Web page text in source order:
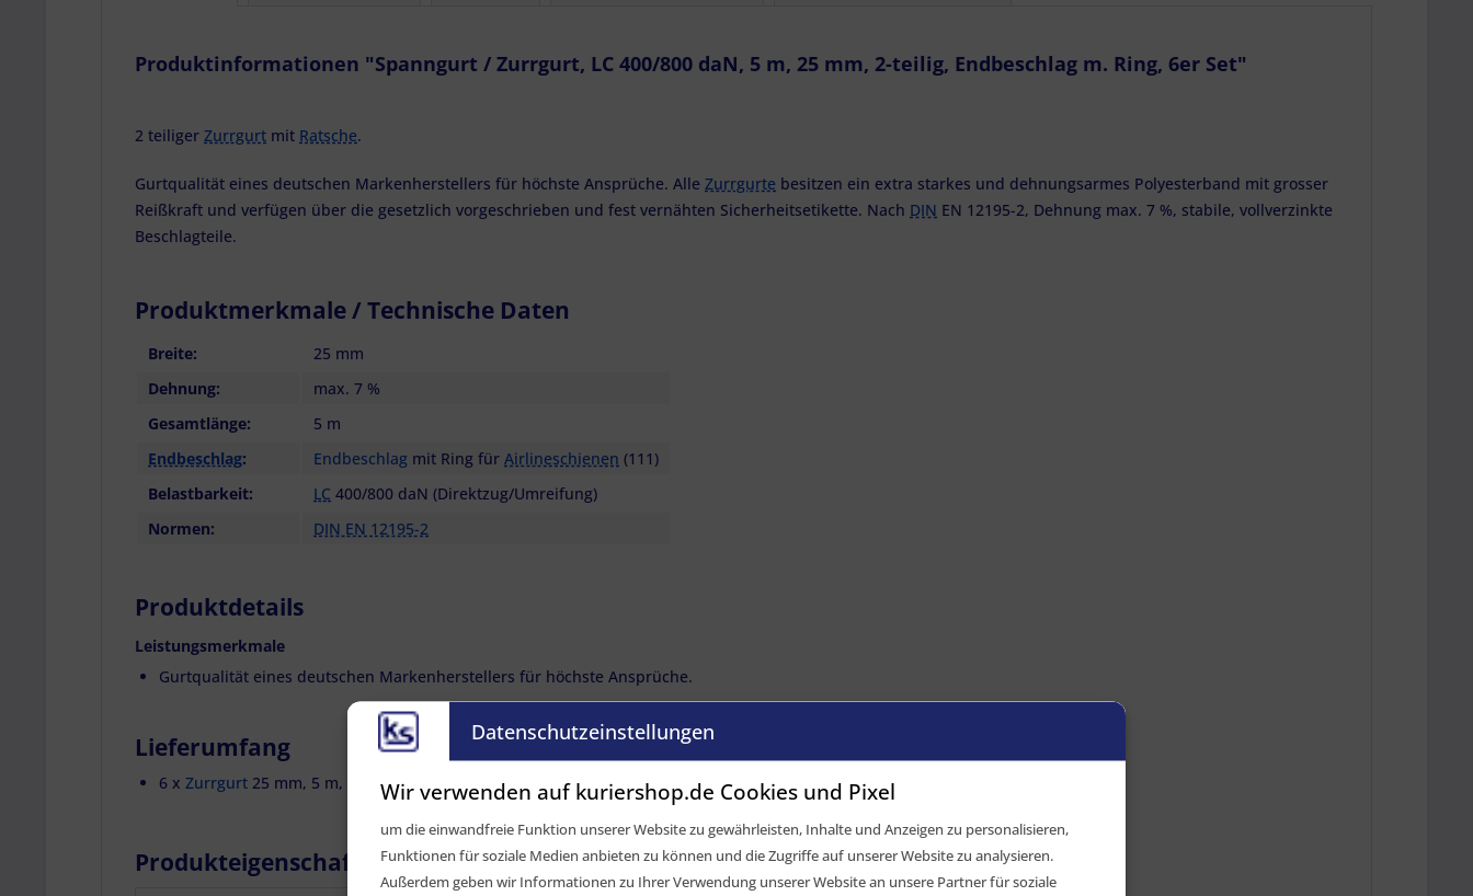
Produktinformationen "Spanngurt / Zurrgurt, LC 400/800 daN, 5 m, 25 mm, 2-teilig, Endbeschlag m. Ring, 6er Set"
2 teiliger Zurrgurt mit Ratsche.
Gurtqualität eines deutschen Markenherstellers für höchste Ansprüche. Alle Zurrgurte besitzen ein extra starkes und dehnungsarmes Polyesterband mit grosser
Reißkraft und verfügen über die gesetzlich vorgeschrieben und fest vernähten Sicherheitsetikette. Nach DIN EN 12195-2, Dehnung max. 7 %, stabile, vollverzinkte
Beschlagteile.
Produktmerkmale / Technische Daten
Breite:
25 mm
Dehnung:
max. 7 %
Gesamtlänge:
5 m
Endbeschlag: Endbeschlag mit Ring für Airlineschienen (111)
Belastbarkeit:
LC 400/800 daN (Direktzug/Umreifung)
Normen:
DIN EN 12195-2
Produktdetails
Leistungsmerkmale
Gurtqualität eines deutschen Markenherstellers für höchste Ansprüche.
Lieferumfang
6 x Zurrgurt 25 mm, 5 m, 2-teilig, Beschlag 111
Produkteigenschaften für Artikelvergleich
Datenschutzeinstellungen
Wir verwenden auf kuriershop.de Cookies und Pixel
um die einwandfreie Funktion unserer Website zu gewährleisten, Inhalte und Anzeigen zu personalisieren,
Funktionen für soziale Medien anbieten zu können und die Zugriffe auf unserer Website zu analysieren.
Außerdem geben wir Informationen zu Ihrer Verwendung unserer Website an unsere Partner für soziale